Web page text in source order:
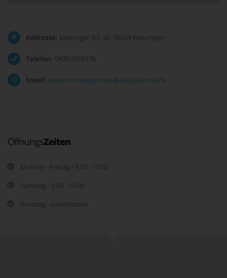
Addresse: Meininger Str. 26, 98634 Wasungen
Telefon: 0800-3308196
Email: retoure-management@abis-pharma.de
ÖffnungsZeiten
Montag - Freitag - 9.00 - 17.00
Samstag - 9.00 - 14.00
Sonntag - Geschlossen